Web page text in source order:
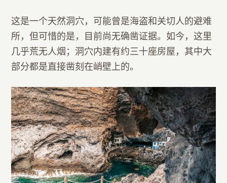
这是一个天然洞穴，可能曾是海盗和关切人的避难
所，但可惜的是，目前尚无确凿证据。如今，这里
几乎荒无人烟；洞穴内建有约三十座房屋，其中大
部分都是直接凿刻在峭壁上的。